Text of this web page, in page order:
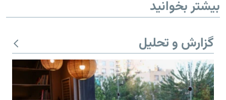
بیشتر بخوانید
گزارش و تحلیل